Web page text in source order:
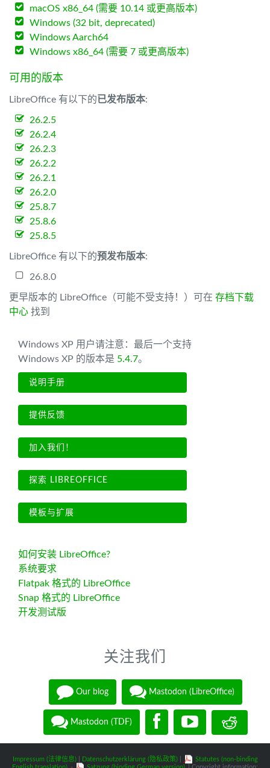
macOS x86_64 (需要 10.14 或更高版本)
Windows (32 bit, deprecated)
Windows Aarch64
Windows x86_64 (需要 7 或更高版本)
可用的版本
LibreOffice 有以下的已发布版本:
26.2.5
26.2.4
26.2.3
26.2.2
26.2.1
26.2.0
25.8.7
25.8.6
25.8.5
LibreOffice 有以下的预发布版本:
26.8.0
更早版本的 LibreOffice（可能不受支持！）可在 存档下载
中心 找到
Windows XP 用户请注意：最后一个支持
Windows XP 的版本是 5.4.7。
说明手册
提供反馈
加入我们！
探索 LIBREOFFICE
模板与扩展
如何安装 LibreOffice?
系统要求
Flatpak 格式的 LibreOffice
Snap 格式的 LibreOffice
开发测试版
关注我们
Our blog Mastodon (LibreOffice)
Mastodon (TDF)
Impressum (法律信息)| Datenschutzerklärung (隐私政策)|
Statutes (non-binding